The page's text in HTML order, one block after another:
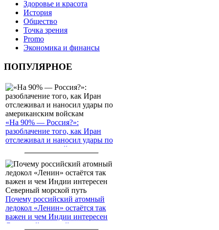
Здоровье и красота
История
Общество
Точка зрения
Promo
Экономика и финансы
ПОПУЛЯРНОЕ
«На 90% — Россия?»:
разоблачение того, как Иран
отслеживал и наносил удары по
американским войскам
Почему российский атомный
ледокол «Ленин» остаётся так
важен и чем Индии интересен
Северный морской путь